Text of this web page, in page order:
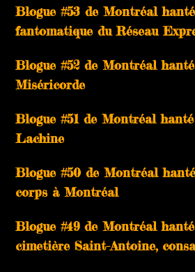
Blogue #53 de Montréal
fantomatique du Réseau
Blogue #52 de Montréal
Miséricorde
Blogue #51 de Montréal
Lachine
Blogue #50 de Montréal
corps à Montréal
Blogue #49 de Montréal
cimetière Saint-Antoine,